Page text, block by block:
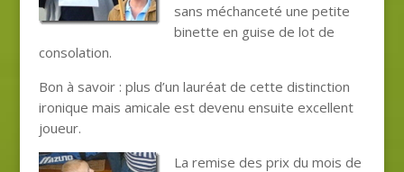
sans méchanceté une petite
binette en guise de lot de
consolation.
Bon à savoir : plus d’un lauréat de cette distinction
ironique mais amicale est devenu ensuite excellent
joueur.
La remise des prix du mois de